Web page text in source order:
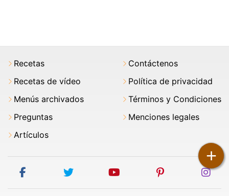
+
Recetas
Recetas de vídeo
Menús archivados
Preguntas
Artículos
Contáctenos
Política de privacidad
Términos y Condiciones
Menciones legales
facebook twitter youtube pinterest